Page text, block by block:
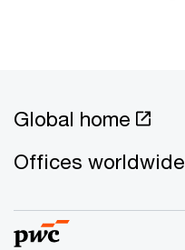
Global home
Offices worldwide